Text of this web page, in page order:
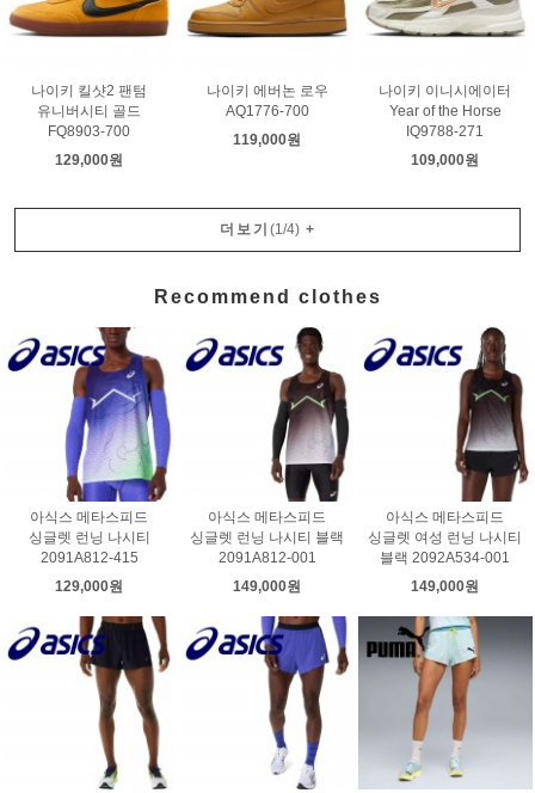
나이키 킬샷2 팬텀
유니버시티 골드
FQ8903-700
129,000원
나이키 에버논 로우
AQ1776-700
119,000원
나이키 이니시에이터
Year of the Horse
IQ9788-271
109,000원
더보기 (1/4)+
Recommend clothes
아식스 메타스피드
싱글렛 런닝 나시티
2091A812-415
129,000원
아식스 메타스피드
싱글렛 런닝 나시티 블랙
2091A812-001
149,000원
아식스 메타스피드
싱글렛 여성 런닝 나시티
블랙 2092A534-001
149,000원